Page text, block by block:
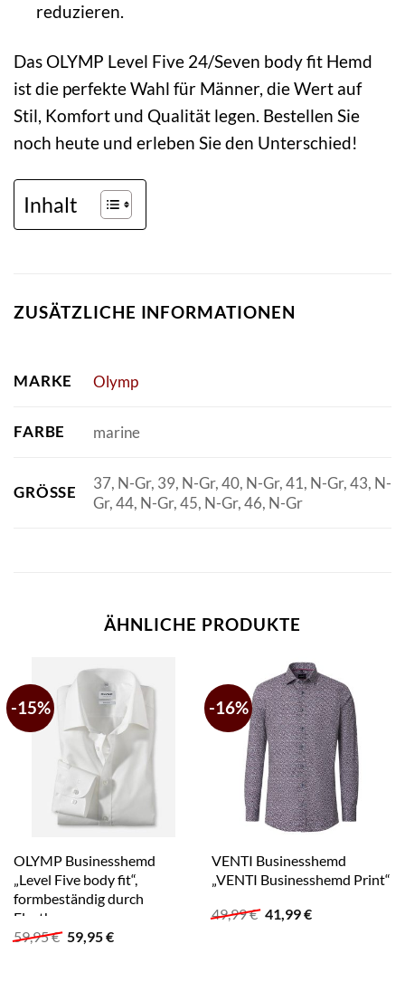
reduzieren.
Das OLYMP Level Five 24/Seven body fit Hemd
ist die perfekte Wahl für Männer, die Wert auf
Stil, Komfort und Qualität legen. Bestellen Sie
noch heute und erleben Sie den Unterschied!
Inhalt
ZUSÄTZLICHE INFORMATIONEN
MARKE Olymp
FARBE marine
GRÖSSE
37, N-Gr, 39, N-Gr, 40, N-Gr, 41, N-Gr, 43, N-
Gr, 44, N-Gr, 45, N-Gr, 46, N-Gr
ÄHNLICHE PRODUKTE
-15%
OLYMP Businesshemd
„Level Five body fit“,
formbeständig durch
Elasthan
59,95€ Ursprünglicher
Preis
59,95€Aktueller
-16%
VENTI Businesshemd
„VENTI Businesshemd Print“
49,99€ Ursprünglicher
Preis
41,99€Aktueller